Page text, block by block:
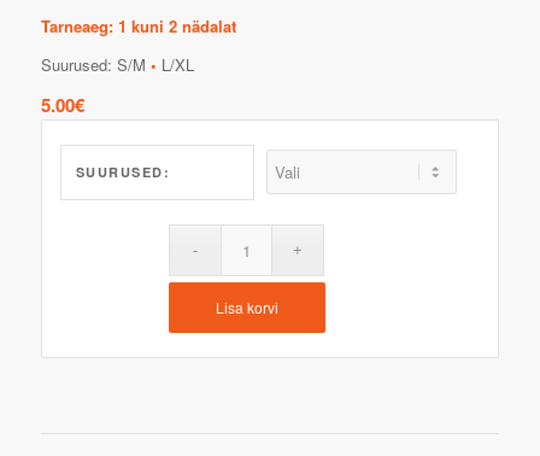
Tarneaeg: 1 kuni 2 nädalat
Suurused: S/M • L/XL
5.00€
SUURUSED:
Lisa korvi